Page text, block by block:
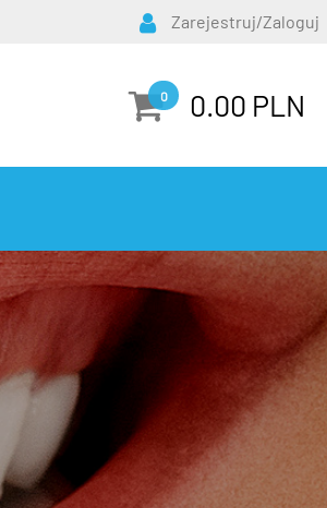
Zarejestruj/Zaloguj
0 0.00 PLN